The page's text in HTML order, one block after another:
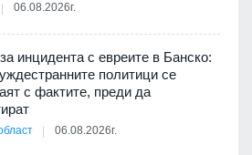
06.08.2026г.
инцидента с евреите в Банско:
политици се
с фактите, преди да
06.08.2026г.